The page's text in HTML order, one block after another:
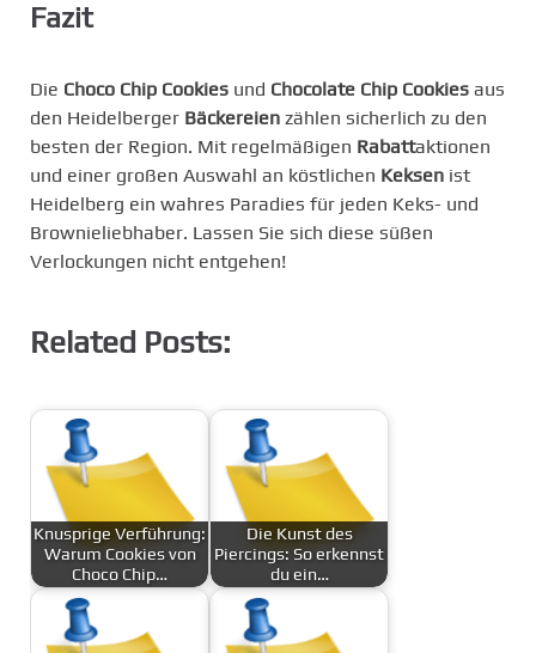
Fazit
Die Choco Chip Cookies und Chocolate Chip Cookies aus
den Heidelberger Bäckereien zählen sicherlich zu den
besten der Region. Mit regelmäßigen Rabattaktionen
und einer großen Auswahl an köstlichen Keksen ist
Heidelberg ein wahres Paradies für jeden Keks- und
Brownieliebhaber. Lassen Sie sich diese süßen
Verlockungen nicht entgehen!
Related Posts:
Knusprige Verführung:
Warum Cookies von
Choco Chip…
Die Kunst des
Piercings: So erkennst
du ein…